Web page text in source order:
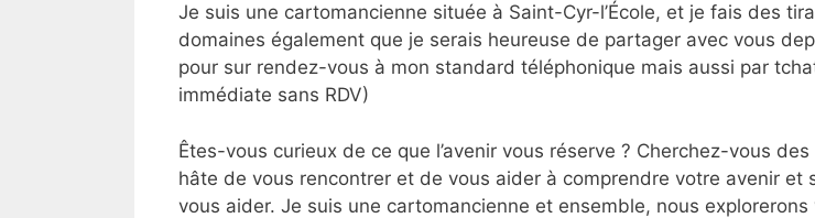
Je suis une cartomancienne située à Saint-Cyr-l’École, et je fais des
domaines également que je serais heureuse de partager avec vous
pour sur rendez-vous à mon standard téléphonique mais aussi par
immédiate sans RDV)
Êtes-vous curieux de ce que l’avenir vous réserve ? Cherchez-vous
hâte de vous rencontrer et de vous aider à comprendre votre avenir et
vous aider. Je suis une cartomancienne et ensemble, nous